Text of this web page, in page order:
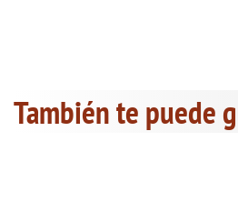
También te puede